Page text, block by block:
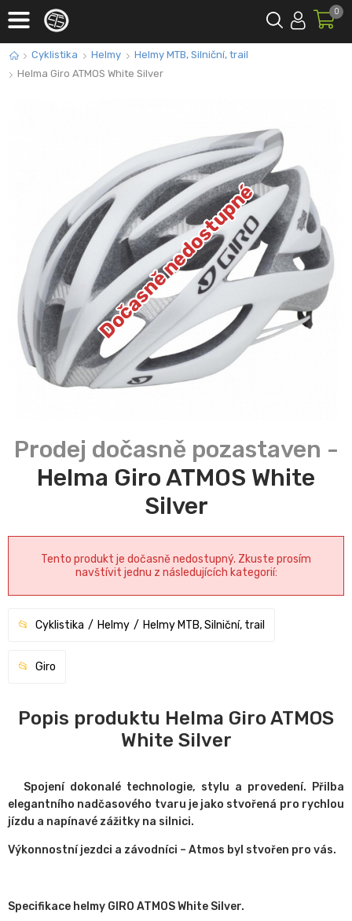
0
Cyklistika Helmy
Helmy MTB, Silniční, trail
Helma Giro ATMOS White Silver
Dočasně nedostupné
Helma Giro ATMOS White
Silver
Tento produkt je dočasně nedostupný. Zkuste prosím
navštívit jednu z následujících kategorií:
Cyklistika Helmy Helmy MTB, Silniční, trail
Giro
Popis produktu Helma Giro ATMOS
White Silver
Spojení dokonalé technologie, stylu a provedení. Přilba
elegantního nadčasového tvaru je jako stvořená pro rychlou
jízdu a napínavé zážitky na silnici.
Výkonnostní jezdci a závodníci – Atmos byl stvořen pro vás.
Specifikace helmy GIRO ATMOS White Silver.